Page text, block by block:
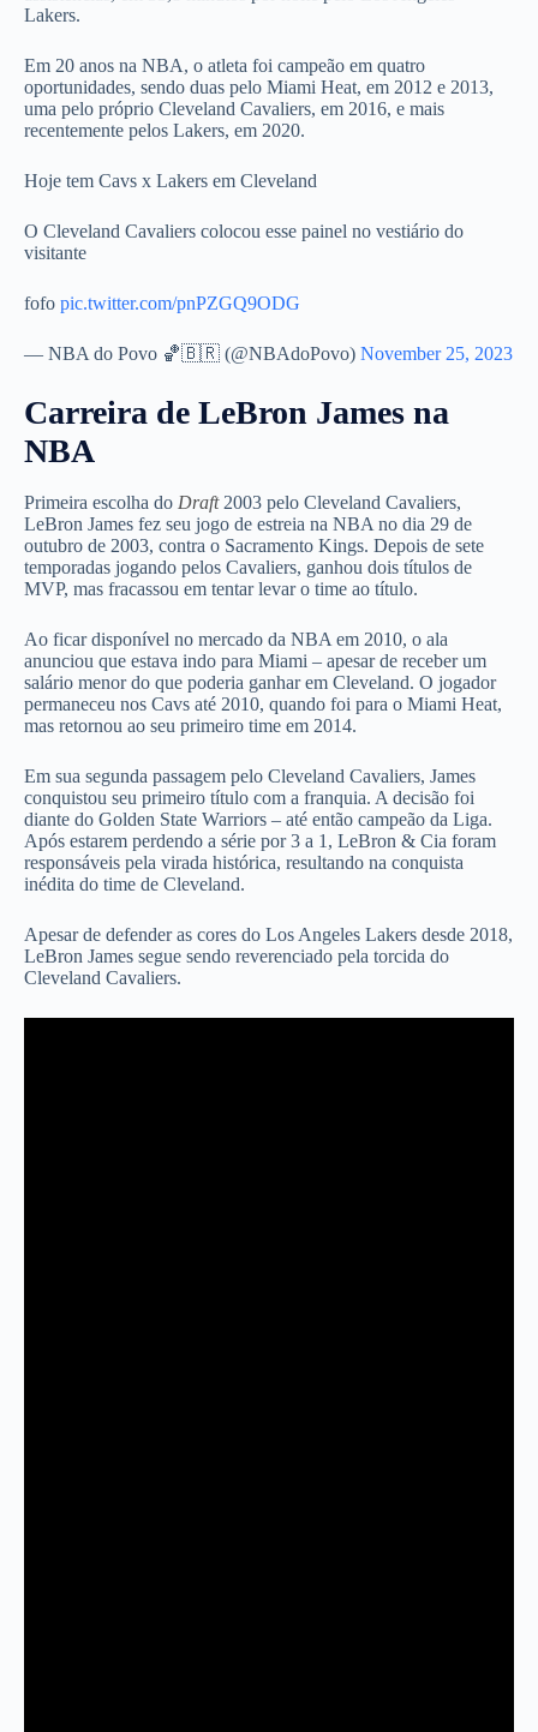
Lakers.
Em 20 anos na NBA, o atleta foi campeão em quatro
oportunidades, sendo duas pelo Miami Heat, em 2012 e 2013,
uma pelo próprio Cleveland Cavaliers, em 2016, e mais
recentemente pelos Lakers, em 2020.
Hoje tem Cavs x Lakers em Cleveland
O Cleveland Cavaliers colocou esse painel no vestiário do
visitante
fofo pic.twitter.com/pnPZGQ9ODG
— NBA do Povo 🏀🇧🇷 (@NBAdoPovo) November 25, 2023
Carreira de LeBron James na
NBA
Primeira escolha do Draft2003 pelo Cleveland Cavaliers,
LeBron James fez seu jogo de estreia na NBA no dia 29 de
outubro de 2003, contra o Sacramento Kings. Depois de sete
temporadas jogando pelos Cavaliers, ganhou dois títulos de
MVP, mas fracassou em tentar levar o time ao título.
Ao ficar disponível no mercado da NBA em 2010, o ala
anunciou que estava indo para Miami – apesar de receber um
salário menor do que poderia ganhar em Cleveland. O jogador
permaneceu nos Cavs até 2010, quando foi para o Miami Heat,
mas retornou ao seu primeiro time em 2014.
Em sua segunda passagem pelo Cleveland Cavaliers, James
conquistou seu primeiro título com a franquia. A decisão foi
diante do Golden State Warriors – até então campeão da Liga.
Após estarem perdendo a série por 3 a 1, LeBron & Cia foram
responsáveis pela virada histórica, resultando na conquista
inédita do time de Cleveland.
Apesar de defender as cores do Los Angeles Lakers desde 2018,
LeBron James segue sendo reverenciado pela torcida do
Cleveland Cavaliers.